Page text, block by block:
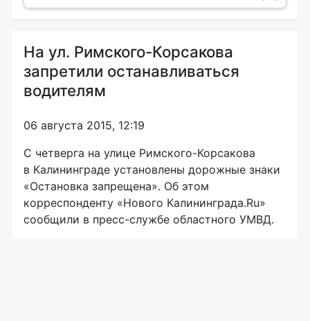
На ул. Римского-Корсакова
запретили останавливаться
водителям
06 августа 2015, 12:19
С четверга на улице Римского-Корсакова
в Калининграде установлены дорожные знаки
«Остановка запрещена». Об этом
корреспонденту «Нового Калининграда.Ru»
сообщили в пресс-службе областного УМВД.